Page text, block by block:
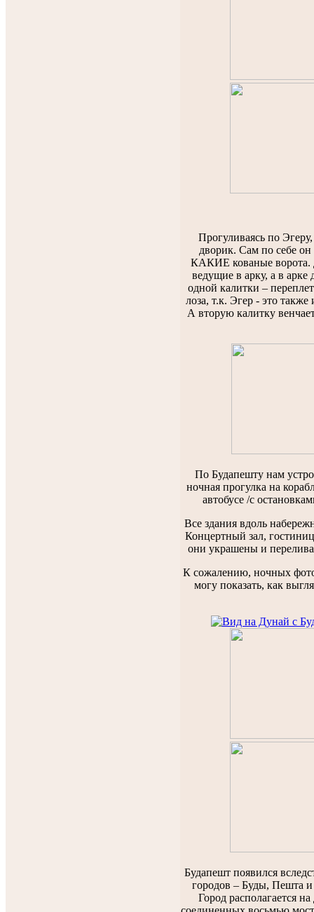
Прогуливаясь по
дворик. Сам по себе
КАКИЕ кованые ворота.
ведущие в арку, а в арке
одной калитки –
лоза, т.к. Эгер - это
А вторую калитку
По Будапешту нам
ночная прогулка на
автобусе /с
Все здания вдоль
Концертный зал,
они украшены и
К сожалению, ночных
могу показать, как
Будапешт появился
городов – Буды, Пешта
Город располагается